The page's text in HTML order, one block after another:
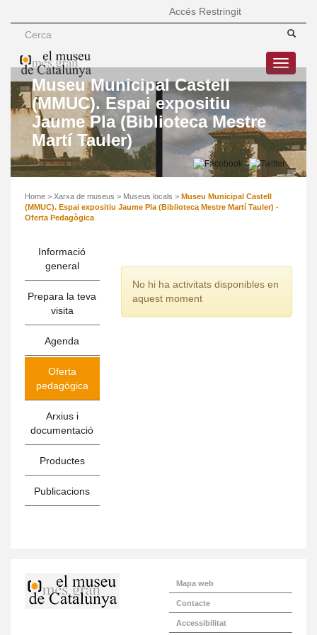
Accés Restringit
Toggle
Museu Municipal Castell
(MMUC). Espai expositiu
Jaume Pla (Biblioteca Mestre
Martí Tauler)
Home > Xarxa de museus > Museus locals > Museu Municipal Castell
(MMUC). Espai expositiu Jaume Pla (Biblioteca Mestre Martí Tauler) -
Oferta Pedagògica
Informació
general
Prepara la teva
visita
Agenda
Oferta
pedagògica
Arxius i
documentació
Productes
Publicacions
No hi ha activitats disponibles en
aquest moment
Mapa web
Contacte
Accessibilitat